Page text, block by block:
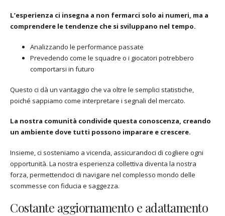
L’esperienza ci insegna a non fermarci solo ai numeri, ma a
comprendere le tendenze che si sviluppano nel tempo.
Analizzando le performance passate
Prevedendo come le squadre o i giocatori potrebbero
comportarsi in futuro
Questo ci dà un vantaggio che va oltre le semplici statistiche,
poiché sappiamo come interpretare i segnali del mercato.
La nostra comunità condivide questa conoscenza, creando
un ambiente dove tutti possono imparare e crescere.
Insieme, ci sosteniamo a vicenda, assicurandoci di cogliere ogni
opportunità. La nostra esperienza collettiva diventa la nostra
forza, permettendoci di navigare nel complesso mondo delle
scommesse con fiducia e saggezza.
Costante aggiornamento e adattamento